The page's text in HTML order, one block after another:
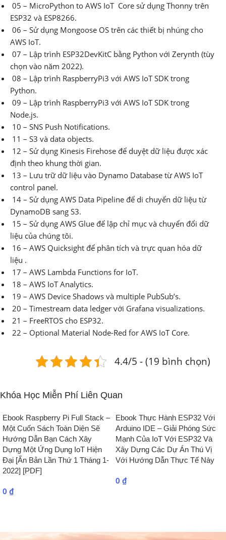
05 – MicroPython to AWS IoT Core sử dụng Thonny trên
ESP32 và ESP8266.
06 – Sử dụng Mongoose OS trên các thiết bị nhúng cho
AWS IoT.
07 – Lập trình ESP32DevKitC bằng Python với Zerynth (tùy
chọn vào năm 2022).
08 – Lập trình RaspberryPi3 với AWS IoT SDK trong
Python.
09 – Lập trình RaspberryPi3 với AWS IoT SDK trong
Node.js.
10 – SNS Push Notifications.
11 – S3 và data objects.
12 – Sử dụng Kinesis Firehose để duyệt dữ liệu được xác
định theo khung thời gian.
13 – Lưu trữ dữ liệu vào Dynamo Database từ AWS IoT
control panel.
14 – Sử dụng AWS Data Pipeline để di chuyển dữ liệu từ
DynamoDB sang S3.
15 – Sử dụng AWS Glue để lập chỉ mục và chuyển đổi dữ
liệu của chúng tôi.
16 – AWS Quicksight để phân tích và trực quan hóa dữ
liệu .
17 – AWS Lambda Functions for IoT.
18 – AWS IoT Analytics.
19 – AWS Device Shadows và multiple PubSub’s.
20 – Timestream data ledger với Grafana visualizations.
21 – FreeRTOS cho ESP32.
22 – Optional Material Node-Red for AWS IoT Core.
4.4/5 - (19 bình chọn)
Khóa Học Miễn Phí Liên Quan
Ebook Raspberry Pi Full Stack –
Một Cuốn Sách Toàn Diện Sẽ
Hướng Dẫn Bạn Cách Xây
Dựng Một Ứng Dụng IoT Hiện
Đại [Ấn Bản Lần Thứ 1 Tháng 1-
2022] [PDF]
0 ₫
Ebook Thực Hành ESP32 Với
Arduino IDE – Giải Phóng Sức
Mạnh Của IoT Với ESP32 Và
Xây Dựng Các Dự Án Thú Vị
Với Hướng Dẫn Thực Tế Này
0 ₫